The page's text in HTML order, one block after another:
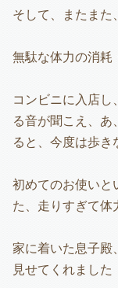
そして、またまた
無駄な体力の消耗
コンビニに入店し
る音が聞こえ、あ
ると、今度は歩き
初めてのお使いと
た、走りすぎて体
家に着いた息子殿
見せてくれました